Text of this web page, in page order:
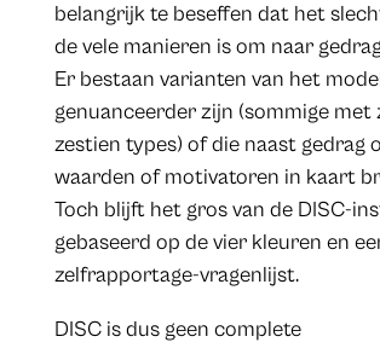
belangrijk te beseffen dat het
de vele manieren is om naar
Er bestaan varianten van het
genuanceerder zijn (sommige met
zestien types) of die naast gedrag
waarden of motivatoren in kaart
Toch blijft het gros van de DISC-
gebaseerd op de vier kleuren en
zelfrapportage-vragenlijst.
DISC is dus geen complete